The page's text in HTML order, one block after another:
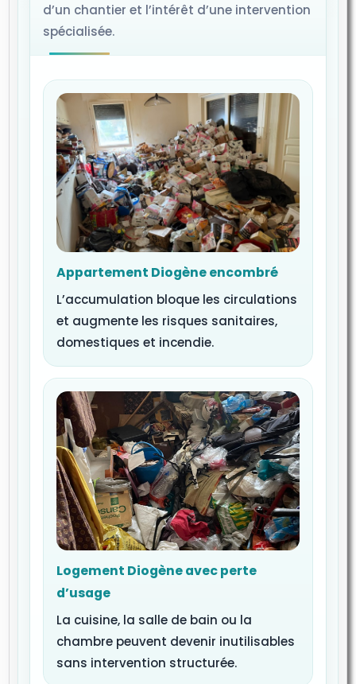
d’un chantier et l’intérêt d’une intervention
spécialisée.
Appartement Diogène encombré
L’accumulation bloque les circulations
et augmente les risques sanitaires,
domestiques et incendie.
Logement Diogène avec perte
d’usage
La cuisine, la salle de bain ou la
chambre peuvent devenir inutilisables
sans intervention structurée.